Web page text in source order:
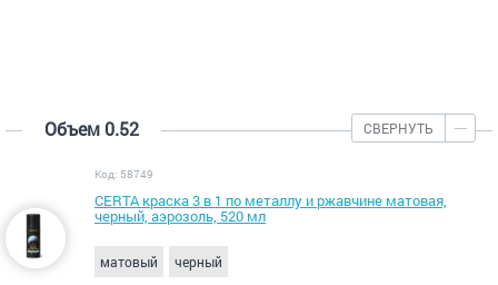
Объем 0.52 СВЕРНУТЬ
Код: 58749
CERTA краска 3 в 1 по металлу и ржавчине матовая,
черный, аэрозоль, 520 мл
матовый черный